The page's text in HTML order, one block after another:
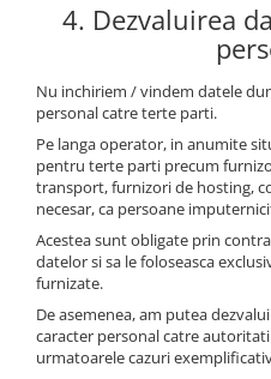
4. Dezvaluirea
Nu inchiriem / vindem datele
personal catre terte parti.
Pe langa operator, in anumite
pentru terte parti precum
transport, furnizori de hosting,
necesar, ca persoane
Acestea sunt obligate prin
datelor si sa le foloseasca
furnizate.
De asemenea, am putea
caracter personal catre
urmatoarele cazuri